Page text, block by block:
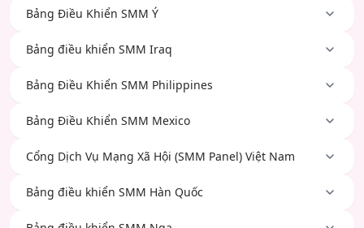
Bảng Điều Khiển SMM Ý
Bảng điều khiển SMM Iraq
Bảng Điều Khiển SMM Philippines
Bảng Điều Khiển SMM Mexico
Cổng Dịch Vụ Mạng Xã Hội (SMM Panel) Việt Nam
Bảng điều khiển SMM Hàn Quốc